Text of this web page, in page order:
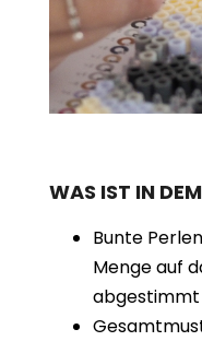
WAS IST IN
Bunte
Menge auf
abgestimmt